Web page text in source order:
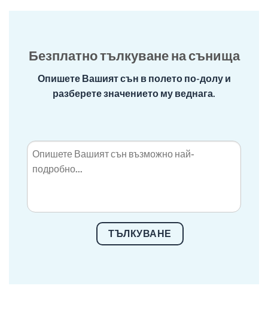
Безплатно тълкуване на сънища
Опишете Вашият сън в полето по-долу и
разберете значението му веднага.
ТЪЛКУВАНЕ